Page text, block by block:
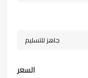
جاهز للتسليم
السعر